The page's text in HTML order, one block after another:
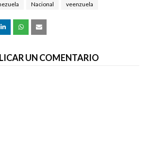
Nacional veenzuela
UN COMENTARIO